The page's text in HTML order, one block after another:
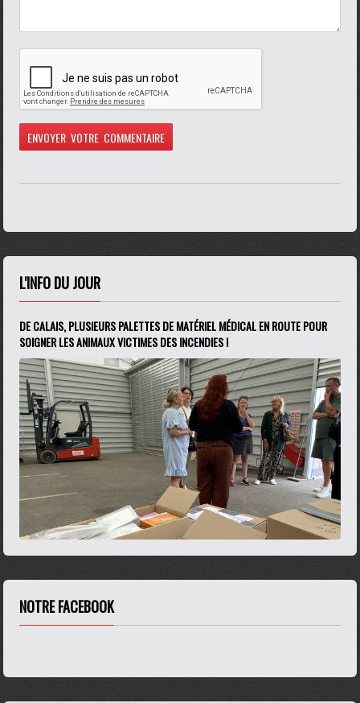
L'INFO DU JOUR
DE CALAIS, PLUSIEURS PALETTES DE MATÉRIEL MÉDICAL EN ROUTE POUR
SOIGNER LES ANIMAUX VICTIMES DES INCENDIES !
NOTRE FACEBOOK